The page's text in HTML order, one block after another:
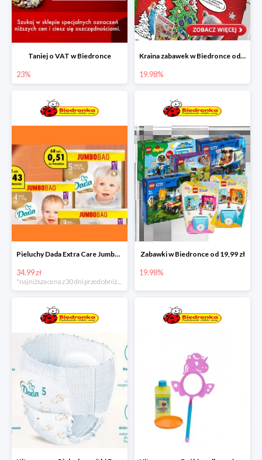
Taniej o VAT w Biedronce
23%
Kraina zabawek w Biedronce od 19,99 zł
19.98%
Pieluchy Dada Extra Care Jumbo Bag w super cenie
34.99 zł
*najniższa cena z 30 dni przed obniżką
Zabawki w Biedronce od 19,99 zł
19.98%